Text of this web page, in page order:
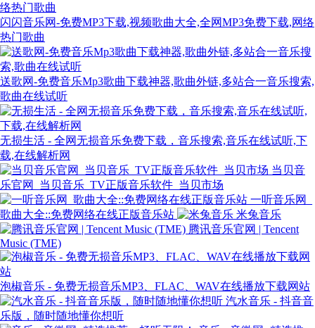
闪闪音乐网-免费MP3下载,视频歌曲大全,全网MP3免费下载,网络
热门歌曲
送歌网-免费音乐Mp3歌曲下载神器,歌曲外链,多站合一音乐搜索,
歌曲在线试听
无损生活 - 全网无损音乐免费下载，音乐搜索,音乐在线试听,下
载,在线解析网
当贝音
乐官网_当贝音乐_TV正版音乐软件_当贝市场
一听音乐网_
歌曲大全::免费网络在线正版音乐站
米兔音乐
腾讯音乐官网 | Tencent
Music (TME)
泡椒音乐 - 免费无损音乐MP3、FLAC、WAV在线播放下载网站
汽水音乐 - 抖音音
乐版，随时随地懂你想听